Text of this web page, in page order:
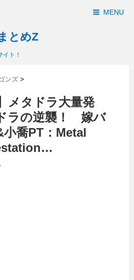
MENU
とめZ
ト！
ンズ >
メタドラ大量発
ラの逆襲！ 嫁バ
喬PT：Metal